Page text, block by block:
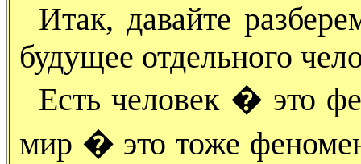
Итак, давайте
будущее отдельного
Есть человек � это
мир � это тоже